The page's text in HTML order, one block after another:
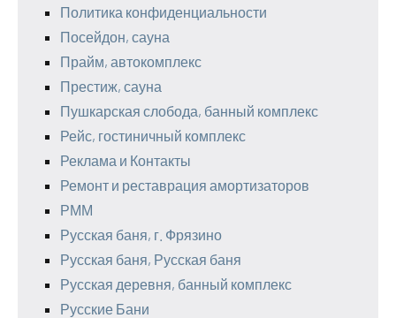
Политика конфиденциальности
Посейдон, сауна
Прайм, автокомплекс
Престиж, сауна
Пушкарская слобода, банный комплекс
Рейс, гостиничный комплекс
Реклама и Контакты
Ремонт и реставрация амортизаторов
РММ
Русская баня, г. Фрязино
Русская баня, Русская баня
Русская деревня, банный комплекс
Русские Бани